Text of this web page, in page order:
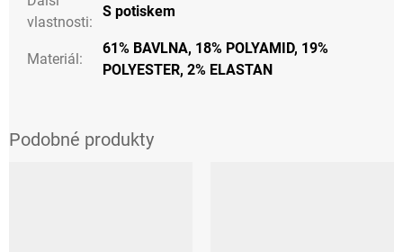
vlastnosti:
S potiskem
Materiál:
61% BAVLNA, 18% POLYAMID, 19%
POLYESTER, 2% ELASTAN